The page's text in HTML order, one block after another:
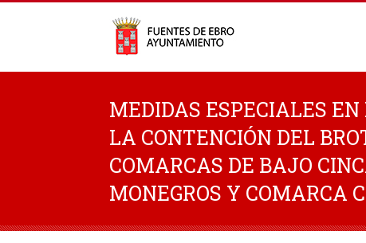
MEDIDAS ESPECIALES
LA CONTENCIÓN DEL
COMARCAS DE BAJO
MONEGROS Y COMARCA